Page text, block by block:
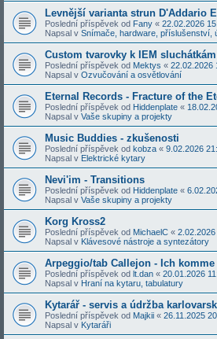
Levnější varianta strun D'Addario
Poslední příspěvek od Fany « 22.02.2026
Napsal v Snímače, hardware, příslušenství,
Custom tvarovky k IEM sluchátkám
Poslední příspěvek od Mektys « 22.02.2026
Napsal v Ozvučování a osvětlování
Eternal Records - Fracture of the
Poslední příspěvek od Hiddenplate «
Napsal v Vaše skupiny a projekty
Music Buddies - zkušenosti
Poslední příspěvek od kobza « 9.02.2026
Napsal v Elektrické kytary
Nevi'im - Transitions
Poslední příspěvek od Hiddenplate «
Napsal v Vaše skupiny a projekty
Korg Kross2
Poslední příspěvek od MichaelC « 2.02.2026
Napsal v Klávesové nástroje a syntezátory
Arpeggio/tab Callejon - Ich
Poslední příspěvek od lt.dan « 20.01.2026
Napsal v Hraní na kytaru, tabulatury
Kytarář - servis a údržba
Poslední příspěvek od Majkii « 26.11.2025
Napsal v Kytaráři